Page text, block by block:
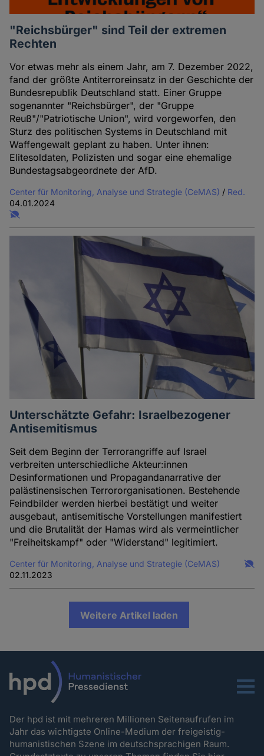
"Reichsbürger" sind Teil der extremen
Rechten
Vor etwas mehr als einem Jahr, am 7. Dezember 2022,
fand der größte Antiterroreinsatz in der Geschichte der
Bundesrepublik Deutschland statt. Einer Gruppe
sogenannter "Reichsbürger", der "Gruppe
Reuß"/"Patriotische Union", wird vorgeworfen, den
Sturz des politischen Systems in Deutschland mit
Waffengewalt geplant zu haben. Unter ihnen:
Elitesoldaten, Polizisten und sogar eine ehemalige
Bundestagsabgeordnete der AfD.
Center für Monitoring, Analyse und Strategie (CeMAS) / Red.
04.01.2024
Unterschätzte Gefahr: Israelbezogener
Antisemitismus
Seit dem Beginn der Terrorangriffe auf Israel
verbreiten unterschiedliche Akteur:innen
Desinformationen und Propagandanarrative der
palästinensischen Terrororganisationen. Bestehende
Feindbilder werden hierbei bestätigt und weiter
ausgebaut, antisemitische Vorstellungen manifestiert
und die Brutalität der Hamas wird als vermeintlicher
"Freiheitskampf" oder "Widerstand" legitimiert.
Center für Monitoring, Analyse und Strategie (CeMAS)
02.11.2023
Weitere Artikel laden
Menu
Der hpd ist mit mehreren Millionen Seitenaufrufen im
Jahr das wichtigste Online-Medium der freigeistig-
humanistischen Szene im deutschsprachigen Raum.